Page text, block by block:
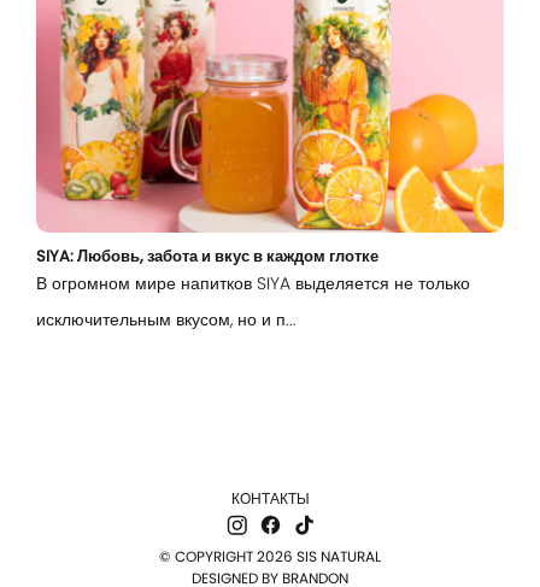
Lorem Ipsum...
Эл. почта
Password
Remember me
SIYA: Любовь, забота и вкус в каждом глотке
В огромном мире напитков SIYA выделяется не только
исключительным вкусом, но и п...
КОНТАКТЫ
© COPYRIGHT 2026 SIS NATURAL
DESIGNED BY BRANDON